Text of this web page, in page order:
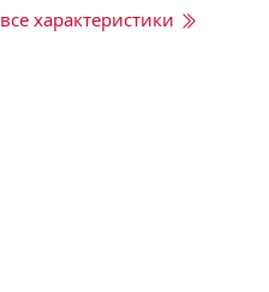
все характеристики